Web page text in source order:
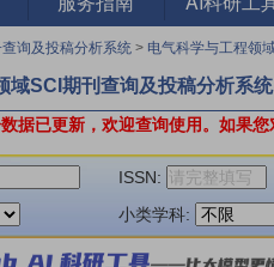
询及投稿分析系统 > 电气科学与工程领
域SCI期刊查询及投稿分析系统
据已更新，欢迎查询使用。 如果
ISSN:
小类学科: